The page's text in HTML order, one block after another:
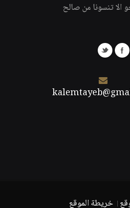
الا تنسونا من صالح
خريطة الموقع